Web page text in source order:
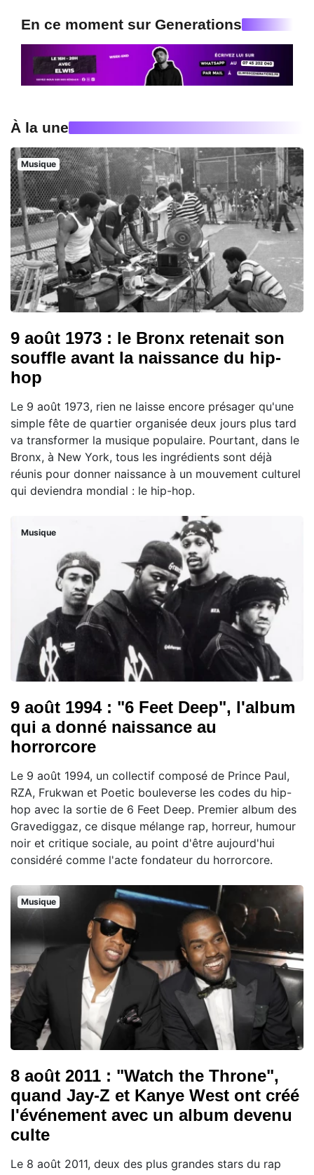
En ce moment sur Generations
À la une
Musique
9 août 1973 : le Bronx retenait son
souffle avant la naissance du hip-
hop
Le 9 août 1973, rien ne laisse encore présager qu'une
simple fête de quartier organisée deux jours plus tard
va transformer la musique populaire. Pourtant, dans le
Bronx, à New York, tous les ingrédients sont déjà
réunis pour donner naissance à un mouvement culturel
qui deviendra mondial : le hip-hop.
Musique
9 août 1994 : "6 Feet Deep", l'album
qui a donné naissance au
horrorcore
Le 9 août 1994, un collectif composé de Prince Paul,
RZA, Frukwan et Poetic bouleverse les codes du hip-
hop avec la sortie de 6 Feet Deep. Premier album des
Gravediggaz, ce disque mélange rap, horreur, humour
noir et critique sociale, au point d'être aujourd'hui
considéré comme l'acte fondateur du horrorcore.
Musique
8 août 2011 : "Watch the Throne",
quand Jay-Z et Kanye West ont créé
l'événement avec un album devenu
culte
Le 8 août 2011, deux des plus grandes stars du rap